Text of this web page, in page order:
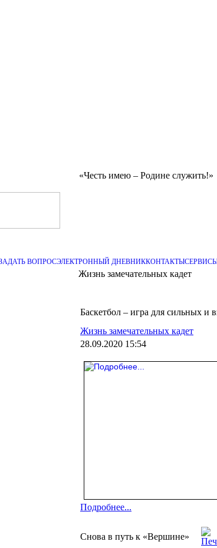
«Честь имею – Родине служить!»
ВОПРОСЭЛЕКТРОННЫЙ ДНЕВНИККОНТАКТЫ
Жизнь замечательных кадет
Баскетбол – игра для сильных и
Жизнь замечательных кадет
28.09.2020 15:54
Подробнее...
Снова в путь к «Вершине»